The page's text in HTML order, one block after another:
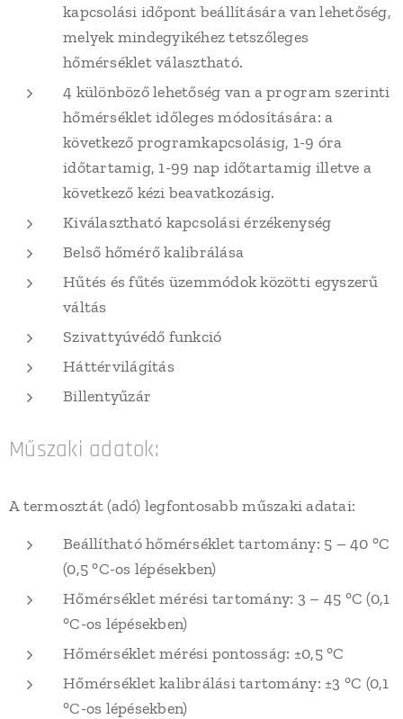
kapcsolási időpont beállítására van lehetőség,
melyek mindegyikéhez tetszőleges
hőmérséklet választható.
4 különböző lehetőség van a program szerinti
hőmérséklet időleges módosítására: a
következő programkapcsolásig, 1-9 óra
időtartamig, 1-99 nap időtartamig illetve a
következő kézi beavatkozásig.
Kiválasztható kapcsolási érzékenység
Belső hőmérő kalibrálása
Hűtés és fűtés üzemmódok közötti egyszerű
váltás
Szivattyúvédő funkció
Háttérvilágítás
Billentyűzár
Műszaki adatok:
A termosztát (adó) legfontosabb műszaki adatai:
Beállítható hőmérséklet tartomány: 5 – 40 °C
(0,5 °C-os lépésekben)
Hőmérséklet mérési tartomány: 3 – 45 °C (0,1
°C-os lépésekben)
Hőmérséklet mérési pontosság: ±0,5 °C
Hőmérséklet kalibrálási tartomány: ±3 °C (0,1
°C-os lépésekben)